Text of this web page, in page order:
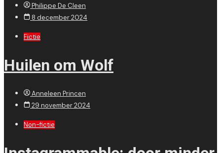
Philippe De Cleen
8 december 2024
Fictie
Huilen om Wolf
Anneleen Princen
29 november 2024
Non-fictie